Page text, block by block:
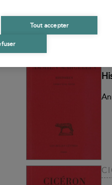
Tout accepter